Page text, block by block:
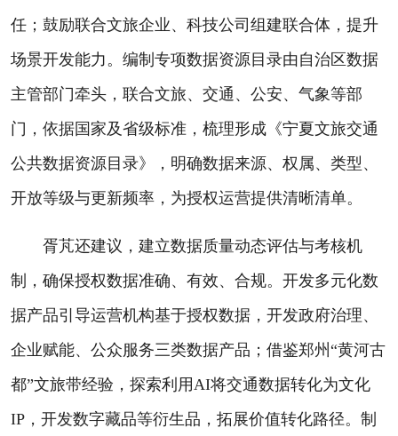
任；鼓励联合文旅企业、科技公司组建联合体，提升
场景开发能力。编制专项数据资源目录由自治区数据
主管部门牵头，联合文旅、交通、公安、气象等部
门，依据国家及省级标准，梳理形成《宁夏文旅交通
公共数据资源目录》，明确数据来源、权属、类型、
开放等级与更新频率，为授权运营提供清晰清单。
胥芃还建议，建立数据质量动态评估与考核机
制，确保授权数据准确、有效、合规。开发多元化数
据产品引导运营机构基于授权数据，开发政府治理、
企业赋能、公众服务三类数据产品；借鉴郑州“黄河古
都”文旅带经验，探索利用AI将交通数据转化为文化
IP，开发数字藏品等衍生品，拓展价值转化路径。制